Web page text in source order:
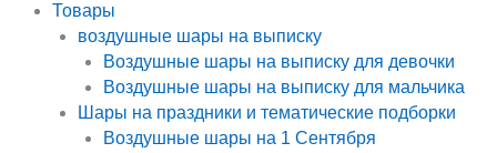
Товары
воздушные шары на выписку
Воздушные шары на выписку для девочки
Воздушные шары на выписку для мальчика
Шары на праздники и тематические подборки
Воздушные шары на 1 Сентября